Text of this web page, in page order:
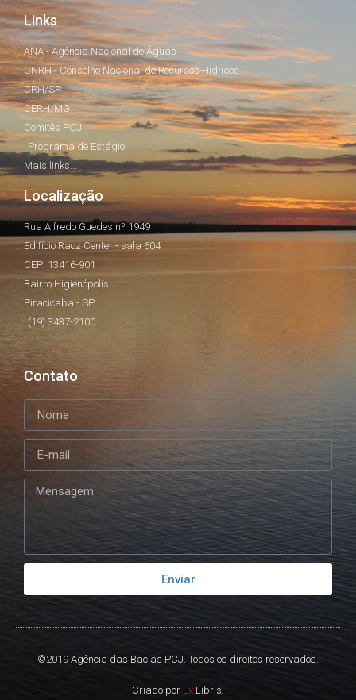
Links
ANA - Agência Nacional de Águas
CNRH - Conselho Nacional de Recursos Hídricos
CRH/SP
CERH/MG
Comitês PCJ
Programa de Estágio
Mais links...
Localização
Rua Alfredo Guedes nº 1949
Edifício Racz Center - sala 604
CEP: 13416-901
Bairro Higienópolis
Piracicaba - SP
(19) 3437-2100
Contato
Enviar
©2019 Agência das Bacias PCJ. Todos os direitos reservados.
Criado por Ex Libris.